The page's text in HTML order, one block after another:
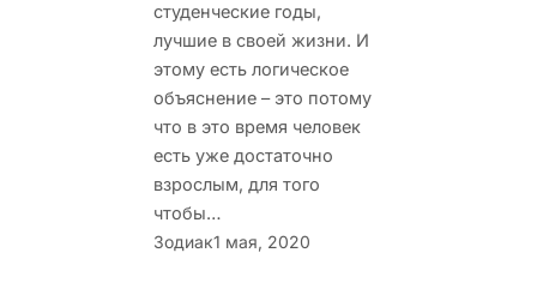
студенческие годы,
лучшие в своей жизни. И
этому есть логическое
объяснение – это потому
что в это время человек
есть уже достаточно
взрослым, для того
чтобы…
Зодиак1 мая, 2020